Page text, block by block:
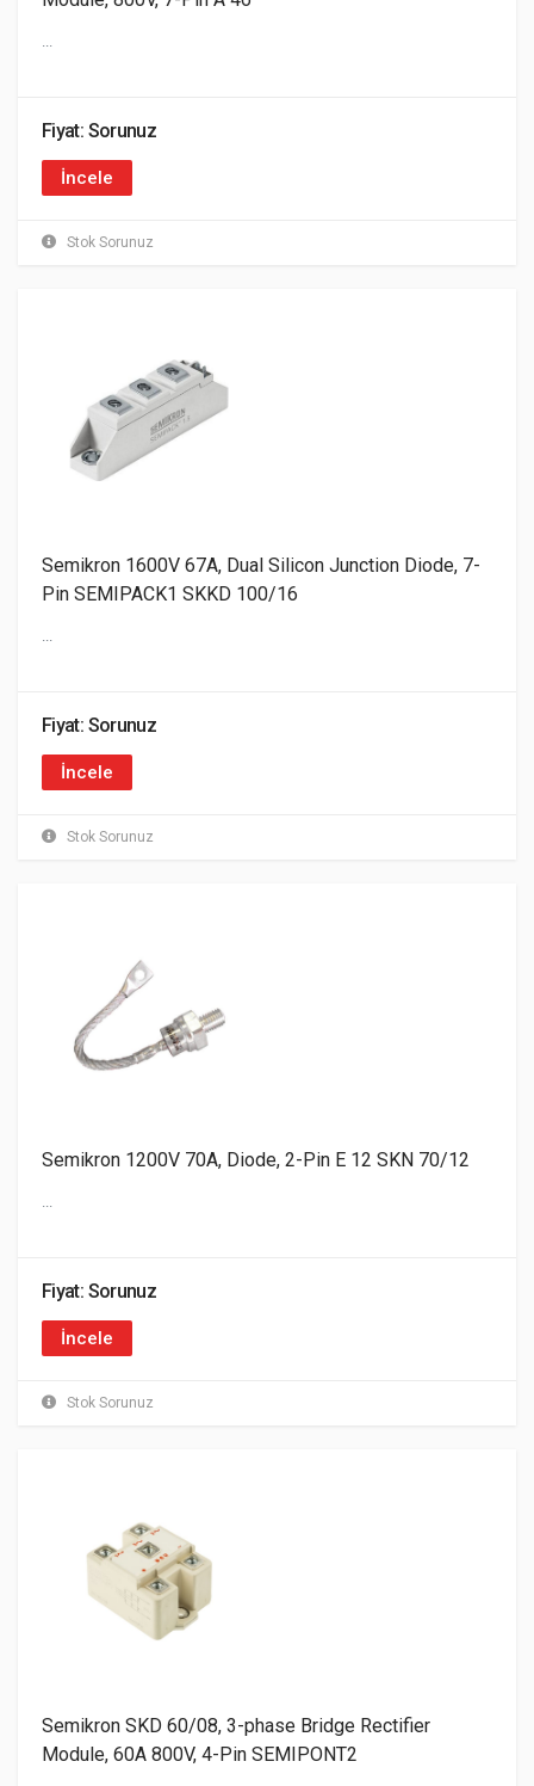
Stok Sorunuz
...
Fiyat: Sorunuz
İncele
Stok Sorunuz
Semikron 1600V 67A, Dual Silicon Junction Diode, 7-
Pin SEMIPACK1 SKKD 100/16
...
Fiyat: Sorunuz
İncele
Stok Sorunuz
Semikron 1200V 70A, Diode, 2-Pin E 12 SKN 70/12
...
Fiyat: Sorunuz
İncele
Semikron SKD 60/08, 3-phase Bridge Rectifier
Module, 60A 800V, 4-Pin SEMIPONT2